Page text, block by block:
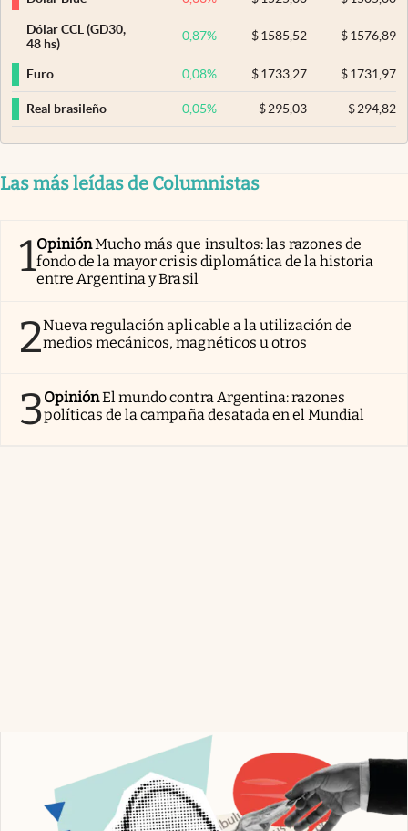
Dólar CCL (GD30,
48 hs)
0,87% $ 1585,52 $1576,89
Euro 0,08% $ 1733,27 $1731,97
Real brasileño 0,05% $ 295,03 $294,82
Las más leídas de Columnistas
1OpiniónMucho más que insultos: las razones de
fondo de la mayor crisis diplomática de la historia
entre Argentina y Brasil
2Nueva regulación aplicable a la utilización de
medios mecánicos, magnéticos u otros
3OpiniónEl mundo contra Argentina: razones
políticas de la campaña desatada en el Mundial